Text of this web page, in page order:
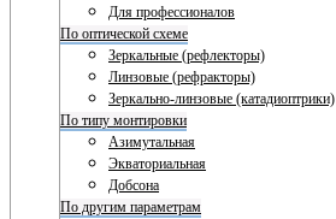
Для профессионалов
По оптической схеме
Зеркальные (рефлекторы)
Линзовые (рефракторы)
Зеркально-линзовые (катадиоптрики)
По типу монтировки
Азимутальная
Экваториальная
Добсона
По другим параметрам